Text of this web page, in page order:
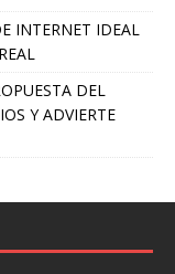
INTERNET IDEAL
DEL
Y ADVIERTE